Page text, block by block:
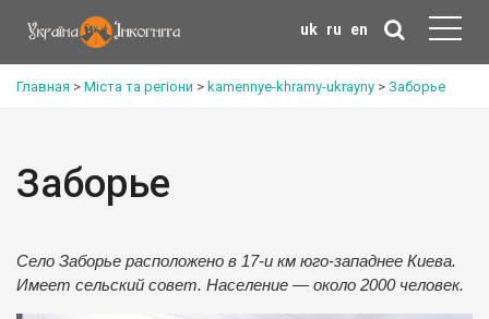
uk ru en
Главная > Міста та регіони > kamennye-khramy-ukrayny > Заборье
Заборье
Село Заборье расположено в 17-и км юго-западнее Киева.
Имеет сельский совет. Население — около 2000 человек.